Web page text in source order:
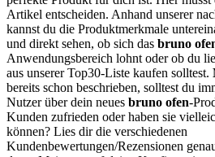
Artikel entscheiden. Anhand unserer
kannst du die Produktmerkmale
und direkt sehen, ob sich das bruno
Anwendungsbereich lohnt oder ob du
aus unserer Top30-Liste kaufen solltest.
bereits schon beschrieben, solltest du
Nutzer über dein neues bruno ofen-
Kunden zufrieden oder haben sie
können? Lies dir die verschiedenen
Kundenbewertungen/Rezensionen